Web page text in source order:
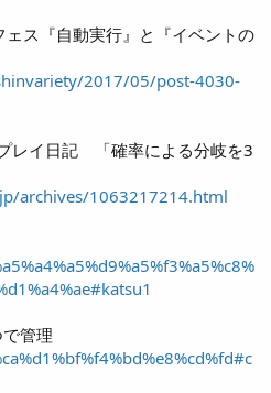
ス『自動実行』と『イベントの
2017/05/post-4030-
レイ日記 「確率による分岐を3
archives/1063217214.html
管理